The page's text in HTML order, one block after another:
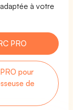
à votre
PRO
pour
de